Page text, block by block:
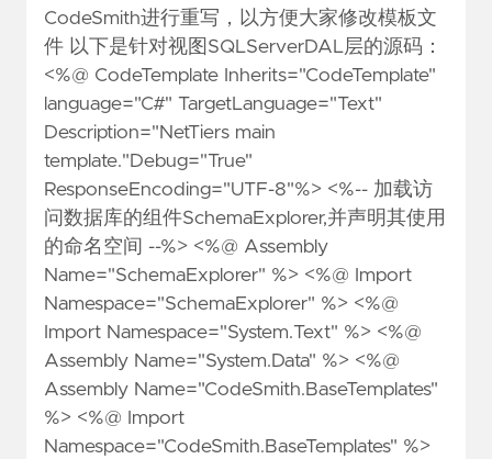
CodeSmith进行重写，以方便大家修改模板文
件 以下是针对视图SQLServerDAL层的源码：
<%@ CodeTemplate Inherits="CodeTemplate"
language="C#" TargetLanguage="Text"
Description="NetTiers main
template."Debug="True"
ResponseEncoding="UTF-8"%> <%-- 加载访
问数据库的组件SchemaExplorer,并声明其使用
的命名空间 --%> <%@ Assembly
Name="SchemaExplorer" %> <%@ Import
Namespace="SchemaExplorer" %> <%@
Import Namespace="System.Text" %> <%@
Assembly Name="System.Data" %> <%@
Assembly Name="CodeSmith.BaseTemplates"
%> <%@ Import
Namespace="CodeSmith.BaseTemplates" %>